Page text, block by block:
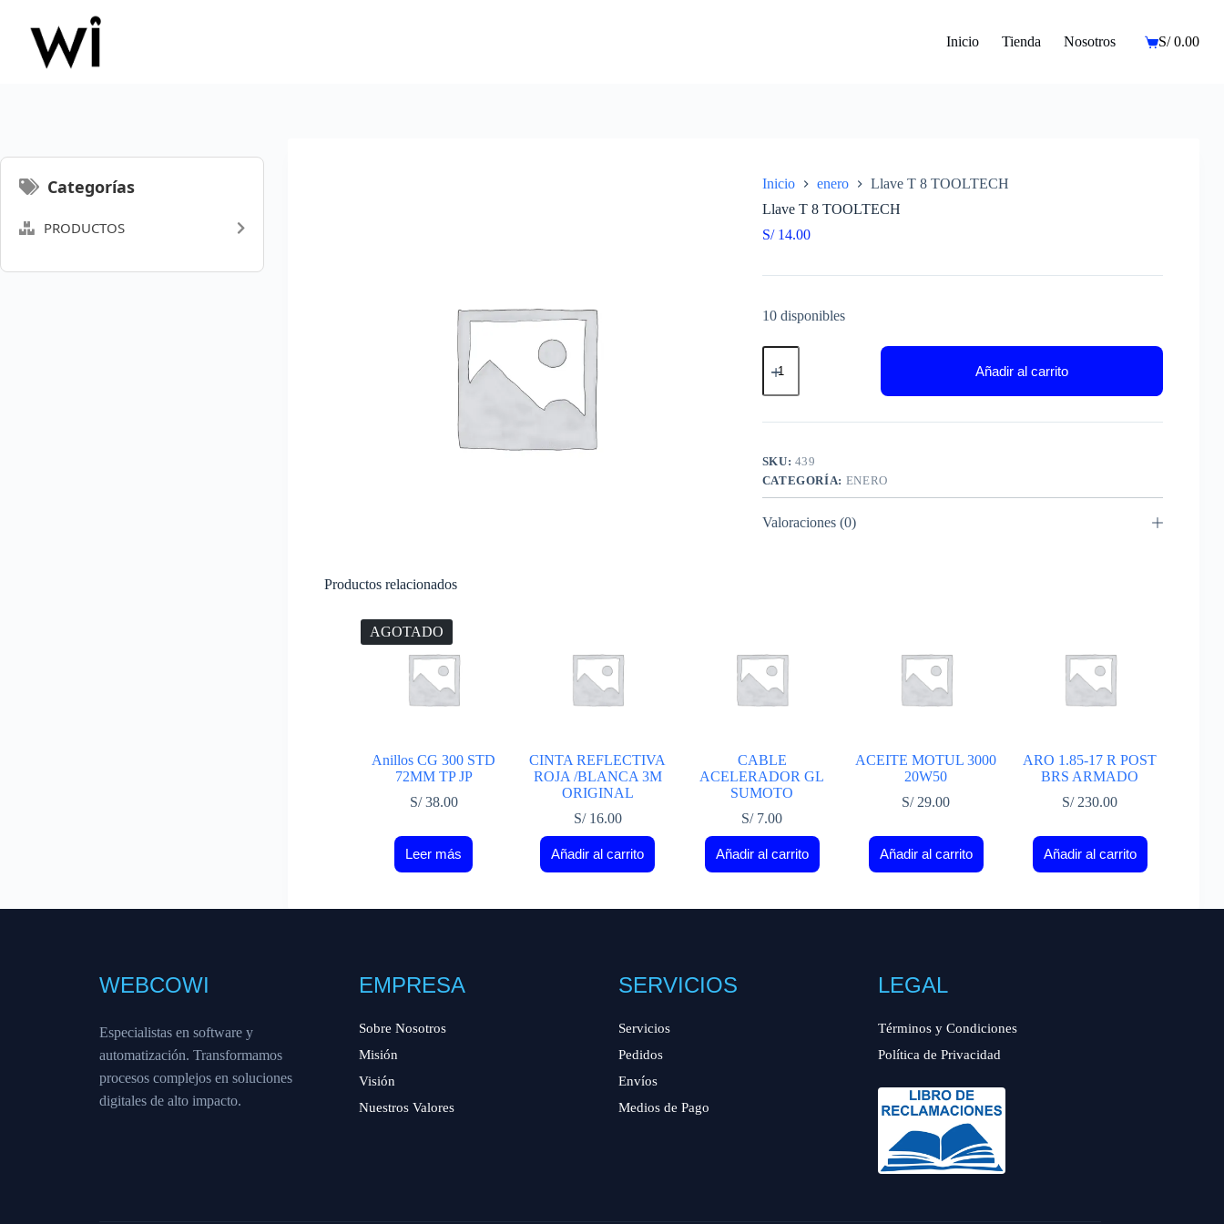
contenido
Inicio Tienda Nosotros
Carro
S/0.00
Inicio enero
Llave T 8 TOOLTECH
Llave T 8 TOOLTECH
S/14.00
10 disponibles
Llave
TOOLTECH
Añadir al carrito
SKU: 439
CATEGORÍA: ENERO
Valoraciones (0)
Productos relacionados
AGOTADO
Anillos CG 300 STD
72MM TP JP
S/38.00
Leer más
CINTA REFLECTIVA
ROJA /BLANCA 3M
ORIGINAL
S/16.00
Añadir al carrito
CABLE
ACELERADOR GL
SUMOTO
S/7.00
Añadir al carrito
ACEITE MOTUL 3000
20W50
S/29.00
Añadir al carrito
ARO 1.85-17 R POST
BRS ARMADO
S/230.00
Añadir al carrito
Categorías
PRODUCTOS
WEBCOWI
Especialistas en software y
automatización. Transformamos
procesos complejos en soluciones
digitales de alto impacto.
EMPRESA
Sobre Nosotros
Misión
Visión
Nuestros Valores
SERVICIOS
Servicios
Pedidos
Envíos
Medios de Pago
LEGAL
Términos y Condiciones
Política de Privacidad